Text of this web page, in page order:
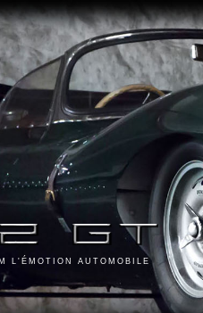
L'ÉMOTION AUTOMOBILE